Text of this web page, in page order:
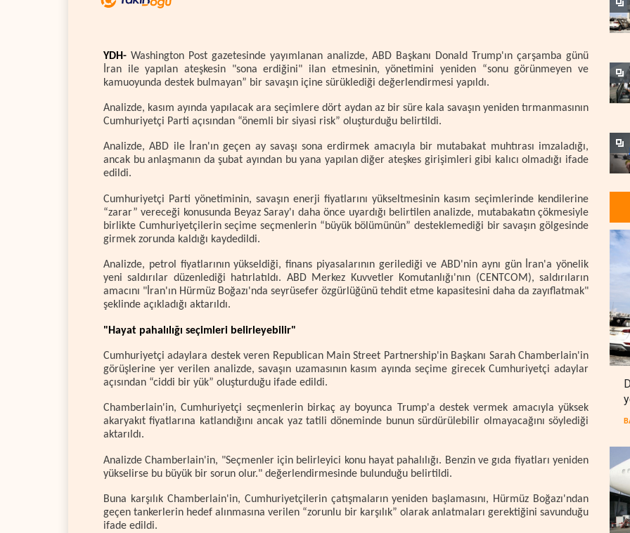
YDH- Washington Post gazetesinde yayımlanan analizde, ABD Başkanı Donald Trump'ın çarşamba günü
İran ile yapılan ateşkesin "sona erdiğini" ilan etmesinin, yönetimini yeniden “sonu görünmeyen ve
kamuoyunda destek bulmayan” bir savaşın içine sürüklediği değerlendirmesi yapıldı.
Analizde, kasım ayında yapılacak ara seçimlere dört aydan az bir süre kala savaşın yeniden tırmanmasının
Cumhuriyetçi Parti açısından “önemli bir siyasi risk” oluşturduğu belirtildi.
Analizde, ABD ile İran'ın geçen ay savaşı sona erdirmek amacıyla bir mutabakat muhtırası imzaladığı,
ancak bu anlaşmanın da şubat ayından bu yana yapılan diğer ateşkes girişimleri gibi kalıcı olmadığı ifade
edildi.
Cumhuriyetçi Parti yönetiminin, savaşın enerji fiyatlarını yükseltmesinin kasım seçimlerinde kendilerine
“zarar” vereceği konusunda Beyaz Saray'ı daha önce uyardığı belirtilen analizde, mutabakatın çökmesiyle
birlikte Cumhuriyetçilerin seçime seçmenlerin “büyük bölümünün” desteklemediği bir savaşın gölgesinde
girmek zorunda kaldığı kaydedildi.
Analizde, petrol fiyatlarının yükseldiği, finans piyasalarının gerilediği ve ABD'nin aynı gün İran'a yönelik
yeni saldırılar düzenlediği hatırlatıldı. ABD Merkez Kuvvetler Komutanlığı'nın (CENTCOM), saldırıların
amacını "İran'ın Hürmüz Boğazı'nda seyrüsefer özgürlüğünü tehdit etme kapasitesini daha da zayıflatmak"
şeklinde açıkladığı aktarıldı.
"Hayat pahalılığı seçimleri belirleyebilir"
Cumhuriyetçi adaylara destek veren Republican Main Street Partnership'in Başkanı Sarah Chamberlain'in
görüşlerine yer verilen analizde, savaşın uzamasının kasım ayında seçime girecek Cumhuriyetçi adaylar
açısından “ciddi bir yük” oluşturduğu ifade edildi.
Chamberlain'in, Cumhuriyetçi seçmenlerin birkaç ay boyunca Trump'a destek vermek amacıyla yüksek
akaryakıt fiyatlarına katlandığını ancak yaz tatili döneminde bunun sürdürülebilir olmayacağını söylediği
aktarıldı.
Analizde Chamberlain'in, "Seçmenler için belirleyici konu hayat pahalılığı. Benzin ve gıda fiyatları yeniden
yükselirse bu büyük bir sorun olur." değerlendirmesinde bulunduğu belirtildi.
Buna karşılık Chamberlain'in, Cumhuriyetçilerin çatışmaların yeniden başlamasını, Hürmüz Boğazı'ndan
geçen tankerlerin hedef alınmasına verilen “zorunlu bir karşılık” olarak anlatmaları gerektiğini savunduğu
ifade edildi.